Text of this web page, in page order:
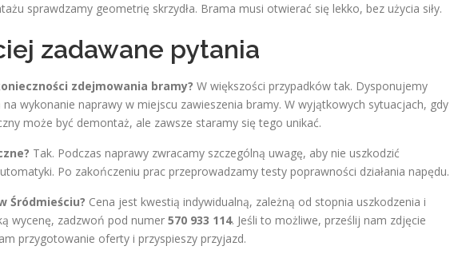
sprawdzamy geometrię skrzydła. Brama musi otwierać się lekko, bez użycia siły.
zadawane pytania
zdejmowania bramy? W większości przypadków tak. Dysponujemy
wykonanie naprawy w miejscu zawieszenia bramy. W wyjątkowych sytuacjach, gdy
może być demontaż, ale zawsze staramy się tego unikać.
Tak. Podczas naprawy zwracamy szczególną uwagę, aby nie uszkodzić
Po zakończeniu prac przeprowadzamy testy poprawności działania napędu.
Śródmieściu? Cena jest kwestią indywidualną, zależną od stopnia uszkodzenia i
wycenę, zadzwoń pod numer 570 933 114. Jeśli to możliwe, prześlij nam zdjęcie
przygotowanie oferty i przyspieszy przyjazd.